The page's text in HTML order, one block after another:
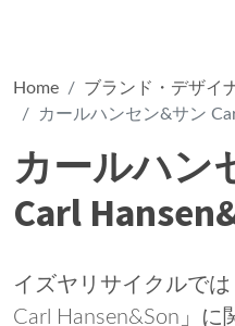
Home
ブランド・デザイ
カールハンセン&サン
カールハン
Carl
イズヤリサイクルで
Carl Hansen&Son」